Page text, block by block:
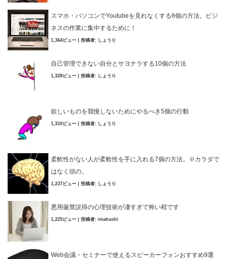
スマホ・パソコンでYoutubeを見れなくする8個の方法。ビジ
ネスの作業に集中するために！
1,364ビュー 投稿者: しょうり
自己管理できない自分とサヨナラする10個の方法
1,328ビュー 投稿者: しょうり
欲しいものを我慢しないためにやるべき5個の行動
1,310ビュー 投稿者: しょうり
柔軟性がない人が柔軟性を手に入れる7個の方法。※カラダで
はなく頭の。
1,237ビュー 投稿者: しょうり
悪用厳禁説得の心理技術が凄すぎて怖い程です
1,225ビュー 投稿者: imahashi
Web会議・セミナーで使えるスピーカーフォンおすすめ9選